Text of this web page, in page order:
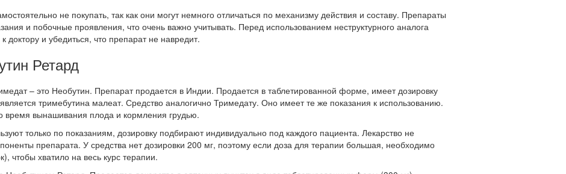
не покупать, так как они могут немного отличаться по механизму действия и составу. Препараты
и побочные проявления, что очень важно учитывать. Перед использованием неструктурного аналога
доктору и убедиться, что препарат не навредит.
Ретард
– это Необутин. Препарат продается в Индии. Продается в таблетированной форме, имеет дозировку
тримебутина малеат. Средство аналогично Тримедату. Оно имеет те же показания к использованию.
время вынашивания плода и кормления грудью.
только по показаниям, дозировку подбирают индивидуально под каждого пациента. Лекарство не
препарата. У средства нет дозировки 200 мг, поэтому если доза для терапии большая, необходимо
чтобы хватило на весь курс терапии.